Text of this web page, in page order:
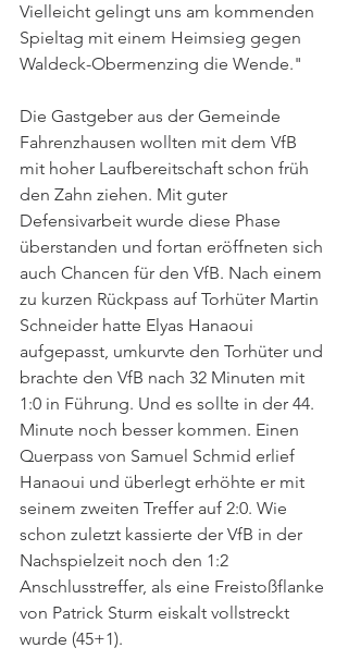
Vielleicht gelingt uns am kommenden
Spieltag mit einem Heimsieg gegen
Waldeck-Obermenzing die Wende."
Die Gastgeber aus der Gemeinde
Fahrenzhausen wollten mit dem VfB
mit hoher Laufbereitschaft schon früh
den Zahn ziehen. Mit guter
Defensivarbeit wurde diese Phase
überstanden und fortan eröffneten sich
auch Chancen für den VfB. Nach einem
zu kurzen Rückpass auf Torhüter Martin
Schneider hatte Elyas Hanaoui
aufgepasst, umkurvte den Torhüter und
brachte den VfB nach 32 Minuten mit
1:0 in Führung. Und es sollte in der 44.
Minute noch besser kommen. Einen
Querpass von Samuel Schmid erlief
Hanaoui und überlegt erhöhte er mit
seinem zweiten Treffer auf 2:0. Wie
schon zuletzt kassierte der VfB in der
Nachspielzeit noch den 1:2
Anschlusstreffer, als eine Freistoßflanke
von Patrick Sturm eiskalt vollstreckt
wurde (45+1).